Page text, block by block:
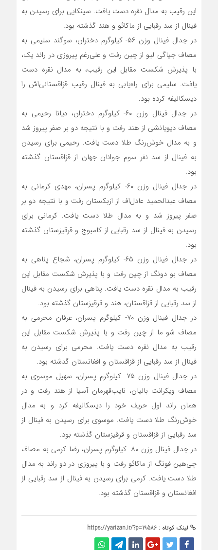
این رقیب به مدال نقره دست یافت. سینکایی برای رسیدن به
فینال از سد رقبایی از ماکائو و هند گذشته بود.
در جدال فینال وزن ۵۶- کیلوگرم دختران، سوگند سلیمی به
مصاف جیاگی لیو از چین رفت و علی‌رغم پیروزی در راند یک،
با پذیرش شکست مقابل این رقیب، به مدال نقره دست
یافت. سلیمی برای راه‌یابی به فینال رقیب قزاقستانی‌اش را
دیسکالیفه کرده بود.
در جدال فینال وزن ۶۰- کیلوگرم دختران، دیانا رحیمی به
مصاف دیویانشی از هند رفت و با نتیجه دو بر صفر پیروز شد
و به مدال خوش‌رنگ طلا دست یافت. رحیمی برای رسیدن
به فینال از سد نفر سوم جوانان جهان از قزاقستان گذشته
بود.
در جدال فینال وزن ۶۰- کیلوگرم پسران، مهدی کرمانی به
مصاف عبدالحمید عادل‌اف از ازبکستان رفت و با نتیجه دو بر
صفر پیروز شد و به مدال طلا دست یافت. کرمانی برای
رسیدن به فینال از سد رقبایی از کامبوج و قرقیزستان گذشته
بود.
در جدال فینال وزن ۶۵- کیلوگرم پسران، شجاع پناهی به
مصاف بو دونگ از چین رفت و با پذیرش شکست مقابل این
رقیب به مدال نقره دست یافت. پناهی برای رسیدن به فینال
از سد رقبایی از قزاقستان، هند و قرقیزستان گذشته بود.
در جدال فینال وزن ۷۰- کیلوگرم پسران، عرفان محرمی به
مصاف شو ما از چین رفت و با پذیرش شکست مقابل این
رقیب به مدال نقره دست یافت. محرمی برای رسیدن به
فینال از سد رقبایی از قزاقستان و افغانستان گذشته بود.
در جدال فینال وزن ۷۵- کیلوگرم پسران، سهیل موسوی به
مصاف ویکرانت بالیان، نایب‌قهرمان آسیا از هند رفت و در
همان راند اول حریف خود را دیسکالیفه کرد و به مدال
خوش‌رنگ طلا دست یافت. موسوی برای رسیدن به فینال از
سد رقبایی از قزاقستان و قرقیزستان گذشته بود.
در جدال فینال وزن ۸۰- کیلوگرم پسران، رضا کرمی به مصاف
چی‌هین فونگ از ماکائو رفت و با پیروزی در دو راند به مدال
طلا دست یافت. کرمی برای رسیدن به فینال از سد رقبایی از
افغانستان و قزاقستان گذشته بود.
لینک کوتاه : https://yarizan.ir/?p=19586